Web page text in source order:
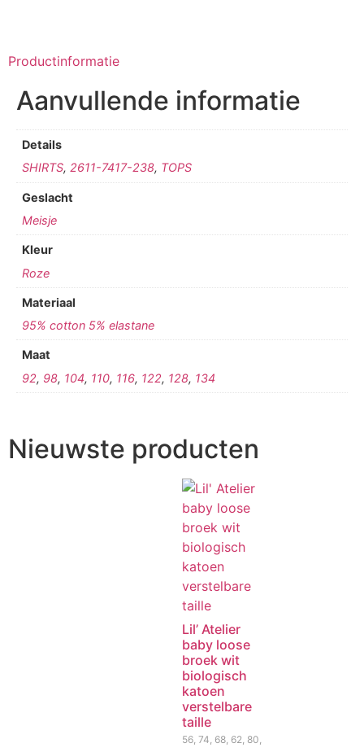
Productinformatie
Aanvullende informatie
Details
SHIRTS,2611-7417-238, TOPS
Geslacht
Meisje
Kleur
Roze
Materiaal
95% cotton 5% elastane
Maat
92, 98, 104, 110, 116, 122, 128, 134
Nieuwste producten
Lil’ Atelier
baby loose
broek wit
biologisch
katoen
verstelbare
taille
56, 74, 68, 62, 80,